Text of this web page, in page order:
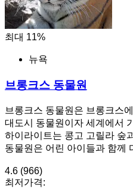
최대 11%
뉴욕
브롱크스 동물원
브롱크스 동물원은 브롱크스
대도시 동물원이자 세계에서
하이라이트는 콩고 고릴라 숲
동물원은 어린 아이들과 함께
4.6 (966)
최저가격: